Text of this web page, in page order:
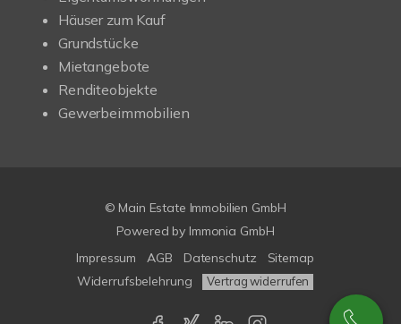
Häuser zum Kauf
Grundstücke
Mietangebote
Renditeobjekte
Gewerbeimmobilien
© Main Estate Immobilien GmbH
Powered by Immonia GmbH
Impressum
AGB Datenschutz
Sitemap
Widerrufsbelehrung
Vertrag widerrufen